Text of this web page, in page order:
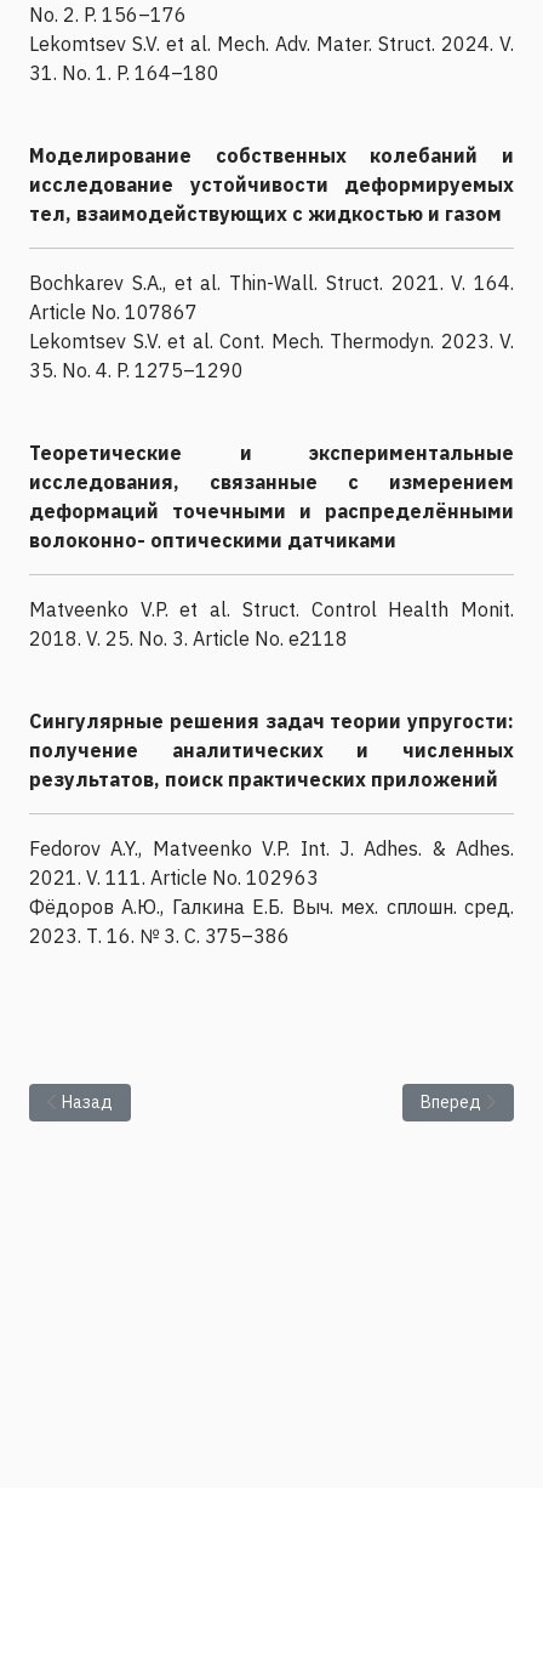
No. 2. P. 156–176
Lekomtsev S.V. et al. Mech. Adv. Mater. Struct. 2024. V.
31. No. 1. P. 164–180
Моделирование собственных колебаний и
исследование устойчивости деформируемых
тел, взаимодействующих с жидкостью и газом
Bochkarev S.A., et al. Thin-Wall. Struct. 2021. V. 164.
Article No. 107867
Lekomtsev S.V. et al. Cont. Mech. Thermodyn. 2023. V.
35. No. 4. P. 1275–1290
Теоретические и экспериментальные
исследования, связанные с измерением
деформаций точечными и распределёнными
волоконно- оптическими датчиками
Matveenko V.P. et al. Struct. Control Health Monit.
2018. V. 25. No. 3. Article No. e2118
Сингулярные решения задач теории упругости:
получение аналитических и численных
результатов, поиск практических приложений
Fedorov A.Y., Matveenko V.P. Int. J. Adhes. & Adhes.
2021. V. 111. Article No. 102963
Фёдоров А.Ю., Галкина Е.Б. Выч. мех. сплошн. сред.
2023. Т. 16. № 3. С. 375–386
Предыдущий: Лаборатория интеллектуального мониторинга
Назад Следующий:
Вперед